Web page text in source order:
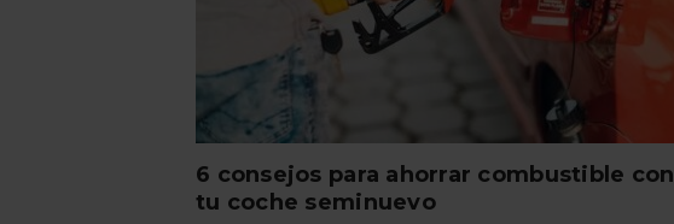
6 consejos para ahorrar combustible con
tu coche seminuevo